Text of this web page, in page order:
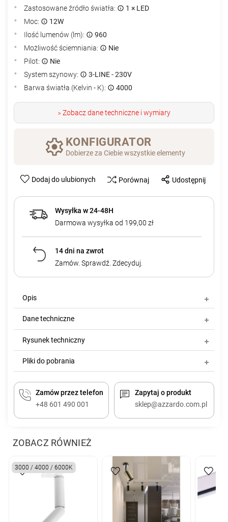
Zastosowane źródło światła:
1 × LED
Moc:
12W
Ilość lumenów (lm):
960
Możliwość ściemniania:
Nie
Pilot:
Nie
System szynowy:
3-LINE - 230V
Barwa światła (Kelvin - K):
4000
>Zobacz dane techniczne i wymiary
KONFIGURATOR
Dobierze za Ciebie wszystkie elementy
Dodaj do ulubionych Porównaj Udostępnij
Wysyłka w 24-48H
Darmowa wysyłka od 199,00 zł
14 dni na zwrot
Zamów. Sprawdź. Zdecyduj.
Opis
Dane techniczne
Rysunek techniczny
Pliki do pobrania
Zamów przez telefon
+48 601 490 001
Zapytaj o produkt
sklep@azzardo.com.pl
ZOBACZ RÓWNIEŻ
3000 / 4000 / 6000K